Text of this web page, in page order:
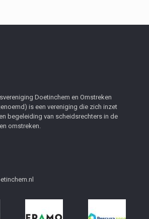
Doetinchem en Omstreken
is een vereniging die zich inzet
begeleiding van scheidsrechters in de
omstreken.